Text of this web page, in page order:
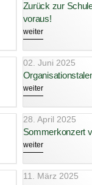
Zurück zur
voraus!
weiter
02. Juni 2025
weiter
28. April 2025
Sommerkonzert
weiter
11. März 2025